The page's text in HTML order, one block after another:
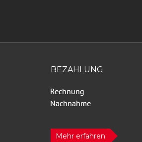
BEZAHLUNG
Mehr erfahren